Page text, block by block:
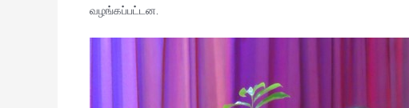
வழங்கப்பட்டன.